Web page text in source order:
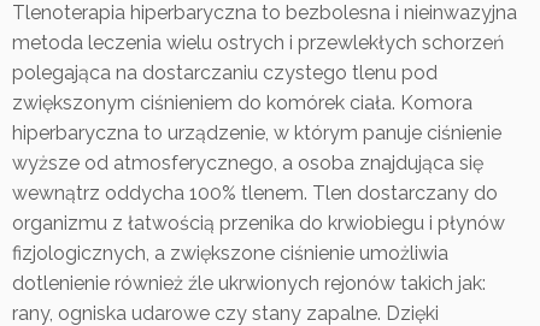
Tlenoterapia hiperbaryczna to bezbolesna i nieinwazyjna
metoda leczenia wielu ostrych i przewlekłych schorzeń
polegająca na dostarczaniu czystego tlenu pod
zwiększonym ciśnieniem do komórek ciała. Komora
hiperbaryczna to urządzenie, w którym panuje ciśnienie
wyższe od atmosferycznego, a osoba znajdująca się
wewnątrz oddycha 100% tlenem. Tlen dostarczany do
organizmu z łatwością przenika do krwiobiegu i płynów
fizjologicznych, a zwiększone ciśnienie umożliwia
dotlenienie również źle ukrwionych rejonów takich jak:
rany, ogniska udarowe czy stany zapalne. Dzięki